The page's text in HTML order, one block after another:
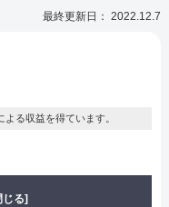
最終更新日： 2022.12.7
る収益を得ています。
じる]